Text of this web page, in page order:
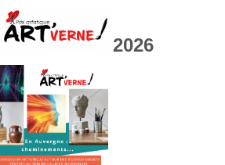
2026